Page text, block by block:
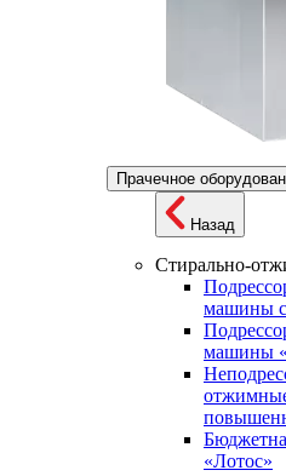
Прачечное
Назад
Стирально-
машины
машины
«Лотос»